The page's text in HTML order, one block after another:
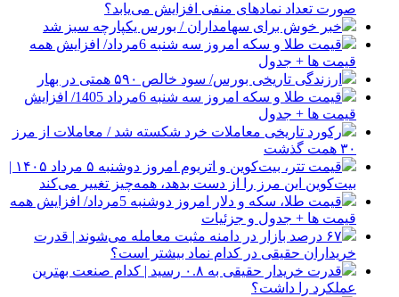
صورت تعداد نماد‌های منفی افزایش می‌یابد؟
خبر خوش برای سهامداران / بورس یکپارچه سبز شد
قیمت طلا و سکه امروز سه شنبه 6مرداد/ افزایش همه
قیمت ها + جدول
ارزندگی تاریخی بورس/ سود خالص ۵۹۰ همتی در بهار
قیمت طلا و سکه امروز سه شنبه 6مرداد 1405/ افزایش
قیمت ها + جدول
رکورد تاریخی معاملات خرد شکسته شد / معاملات از مرز
۳۰ همت گذشت
قیمت تتر، بیت‌کوین و اتریوم امروز دوشنبه ۵ مرداد ۱۴۰۵ |
بیت‌کوین این مرز را از دست بدهد، همه‌چیز تغییر می‌کند
قیمت طلا، سکه و دلار امروز دوشنبه 5مرداد/ افزایش همه
قیمت ها + جدول و جزئیات
۶۷ درصد بازار در دامنه مثبت معامله می‌شوند | قدرت
خریداران حقیقی در کدام نماد بیشتر است؟
قدرت خریدار حقیقی به ۰.۸ رسید | کدام صنعت بهترین
عملکرد را داشت؟